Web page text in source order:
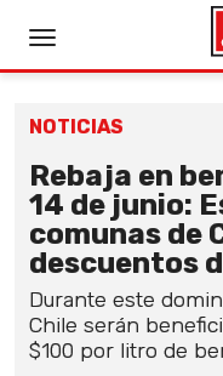
NOTICIAS
Rebaja en
14 de junio:
comunas de
descuentos
Durante este
Chile serán
$100 por litro de